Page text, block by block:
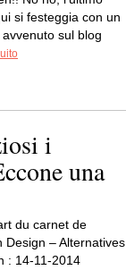
si festeggia con un
sul blog
i
una
du carnet de
Design –
: 14-11-2014